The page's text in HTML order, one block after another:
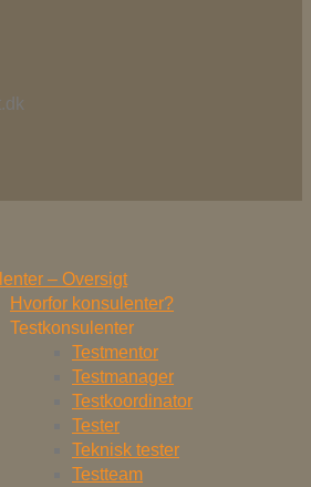
– Oversigt
Hvorfor konsulenter?
Testkonsulenter
Testmentor
Testmanager
Testkoordinator
Tester
Teknisk tester
Testteam